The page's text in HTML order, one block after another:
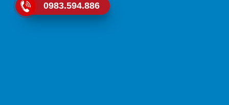
0983.594.886